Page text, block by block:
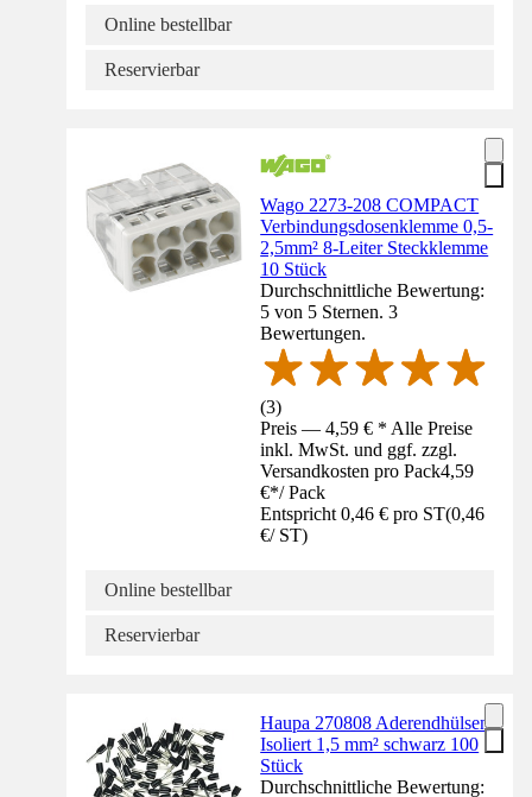
Online bestellbar
Reservierbar
Wago 2273-208 COMPACT
Verbindungsdosenklemme 0,5-
2,5mm² 8-Leiter Steckklemme
10 Stück
Durchschnittliche Bewertung:
5 von 5 Sternen. 3
Bewertungen.
(3)
Preis — 4,59 € * Alle Preise
inkl. MwSt. und ggf. zzgl.
Versandkosten pro Pack4,59
€*/ Pack
Entspricht 0,46 € pro ST(0,46
€/ ST)
Online bestellbar
Reservierbar
Haupa 270808 Aderendhülsen
Isoliert 1,5 mm² schwarz 100
Stück
Durchschnittliche Bewertung: